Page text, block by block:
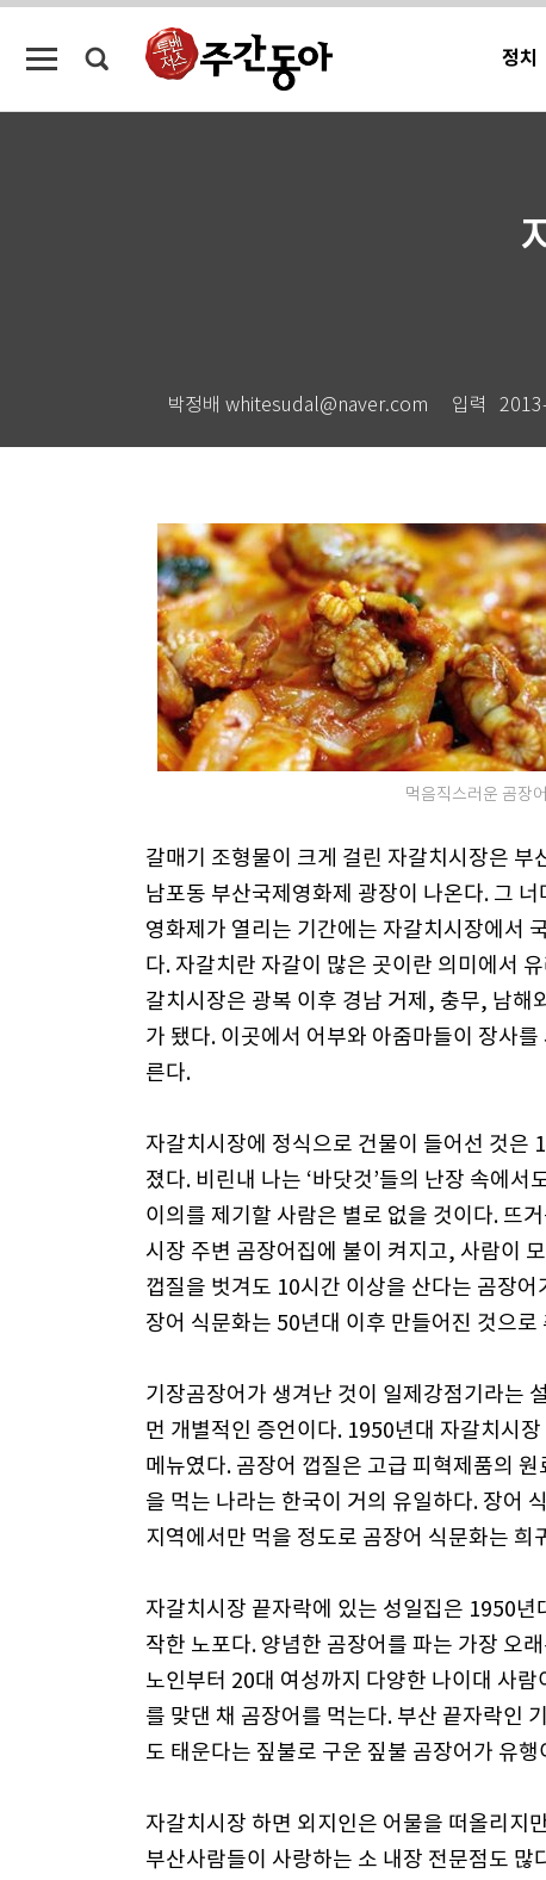
정치
박정배 whitesudal@naver.com 입력
먹음직스러운 곰장
갈매기 조형물이 크게 걸린 자갈치시장은
남포동 부산국제영화제 광장이 나온다. 그
영화제가 열리는 기간에는 자갈치시장에서
다. 자갈치란 자갈이 많은 곳이란 의미에서
갈치시장은 광복 이후 경남 거제, 충무, 남해
가 됐다. 이곳에서 어부와 아줌마들이 장사
른다.
자갈치시장에 정식으로 건물이 들어선 것은
졌다. 비린내 나는 ‘바닷것’들의 난장 속에
이의를 제기할 사람은 별로 없을 것이다. 뜨
시장 주변 곰장어집에 불이 켜지고, 사람이
껍질을 벗겨도 10시간 이상을 산다는 곰장
장어 식문화는 50년대 이후 만들어진 것으로
기장곰장어가 생겨난 것이 일제강점기라는
먼 개별적인 증언이다. 1950년대 자갈치시
메뉴였다. 곰장어 껍질은 고급 피혁제품의
을 먹는 나라는 한국이 거의 유일하다. 장어
지역에서만 먹을 정도로 곰장어 식문화는 희
자갈치시장 끝자락에 있는 성일집은 1950년
작한 노포다. 양념한 곰장어를 파는 가장 오
노인부터 20대 여성까지 다양한 나이대 사람
를 맞댄 채 곰장어를 먹는다. 부산 끝자락인
도 태운다는 짚불로 구운 짚불 곰장어가 유행
자갈치시장 하면 외지인은 어물을 떠올리지
부산사람들이 사랑하는 소 내장 전문점도 많